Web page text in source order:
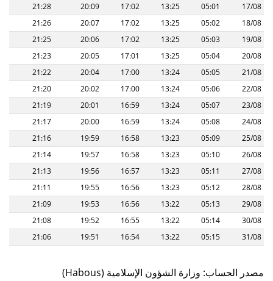
17/08
05:01
13:25
17:02
20:09
21:28
18/08
05:02
13:25
17:02
20:07
21:26
19/08
05:03
13:25
17:02
20:06
21:25
20/08
05:04
13:25
17:01
20:05
21:23
21/08
05:05
13:24
17:00
20:04
21:22
22/08
05:06
13:24
17:00
20:02
21:20
23/08
05:07
13:24
16:59
20:01
21:19
24/08
05:08
13:24
16:59
20:00
21:17
25/08
05:09
13:23
16:58
19:59
21:16
26/08
05:10
13:23
16:58
19:57
21:14
27/08
05:11
13:23
16:57
19:56
21:13
28/08
05:12
13:23
16:56
19:55
21:11
29/08
05:13
13:22
16:56
19:53
21:09
30/08
05:14
13:22
16:55
19:52
21:08
31/08
05:15
13:22
16:54
19:51
21:06
(Habous) مصدر الحساب: وزارة الشؤون الإسلامية